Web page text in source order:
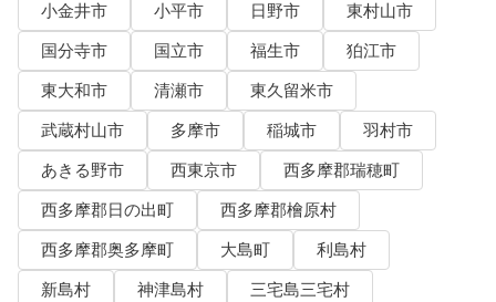
小金井市
小平市 日野市
東村山市
国分寺市
国立市 福生市
狛江市
東大和市
清瀬市
東久留米市
武蔵村山市
多摩市 稲城市
羽村市
あきる野市
西東京市
西多摩郡瑞穂町
西多摩郡日の出町
西多摩郡檜原村
西多摩郡奥多摩町
大島町
利島村
新島村
神津島村
三宅島三宅村